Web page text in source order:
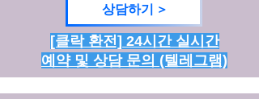
상담하기 >
[클락 환전] 24시간 실시간
예약 및 상담 문의 (텔레그램)